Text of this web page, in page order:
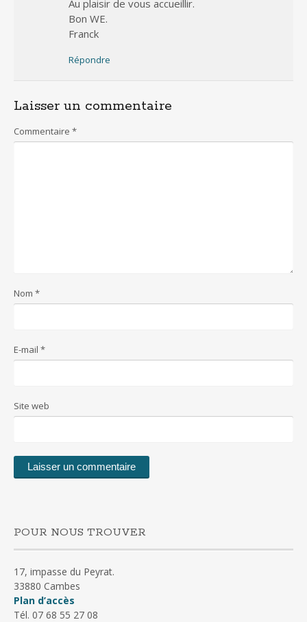
Au plaisir de vous accueillir.
Bon WE.
Franck
Répondre
Laisser un commentaire
Commentaire *
Nom *
E-mail *
Site web
POUR NOUS TROUVER
17, impasse du Peyrat.
33880 Cambes
Plan d’accès
Tél. 07 68 55 27 08